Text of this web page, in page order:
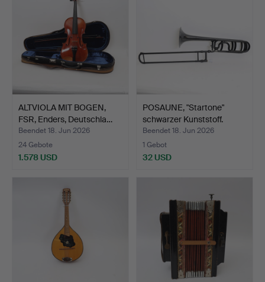
ALTVIOLA MIT BOGEN,
FSR, Enders, Deutschla…
Beendet 18. Jun 2026
24 Gebote
1.578 USD
POSAUNE, "Startone"
schwarzer Kunststoff.
Beendet 18. Jun 2026
1 Gebot
32 USD